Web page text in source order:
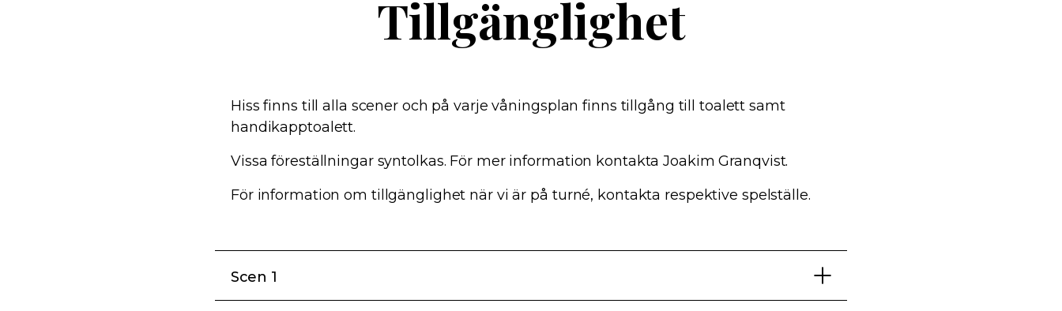
Tillgänglighet
Hiss finns till alla scener och på varje våningsplan finns tillgång till toalett samt
handikapptoalett.
Vissa föreställningar syntolkas. För mer information kontakta Joakim Granqvist.
För information om tillgänglighet när vi är på turné, kontakta respektive spelställe.
Scen 1